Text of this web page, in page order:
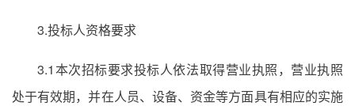
3.投标人资格要求
3.1本次招标要求投标人依法取得营业执照，营业执照
处于有效期，并在人员、设备、资金等方面具有相应的实施